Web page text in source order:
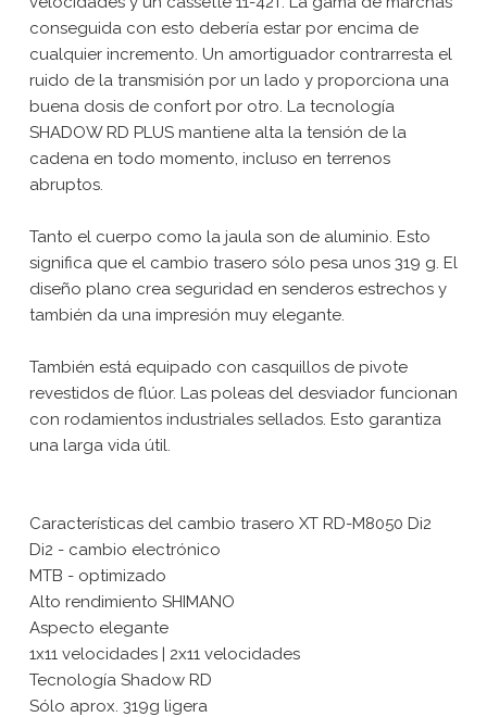
conseguida con esto debería estar por encima de
cualquier incremento. Un amortiguador contrarresta el
ruido de la transmisión por un lado y proporciona una
buena dosis de confort por otro. La tecnología
SHADOW RD PLUS mantiene alta la tensión de la
cadena en todo momento, incluso en terrenos
abruptos.
Tanto el cuerpo como la jaula son de aluminio. Esto
significa que el cambio trasero sólo pesa unos 319 g. El
diseño plano crea seguridad en senderos estrechos y
también da una impresión muy elegante.
También está equipado con casquillos de pivote
revestidos de flúor. Las poleas del desviador funcionan
con rodamientos industriales sellados. Esto garantiza
una larga vida útil.
Características del cambio trasero XT RD-M8050 Di2
Di2 - cambio electrónico
MTB - optimizado
Alto rendimiento SHIMANO
Aspecto elegante
1x11 velocidades | 2x11 velocidades
Tecnología Shadow RD
Sólo aprox. 319g ligera